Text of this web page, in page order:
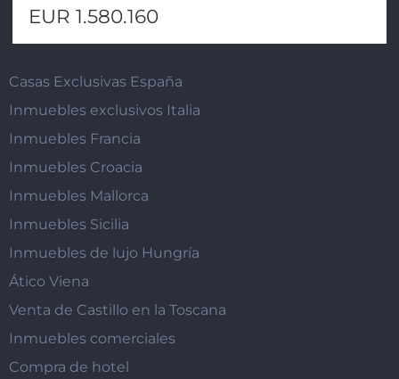
EUR 1.580.160
Casas Exclusivas España
Inmuebles exclusivos Italia
Inmuebles Francia
Inmuebles Croacia
Inmuebles Mallorca
Inmuebles Sicilia
Inmuebles de lujo Hungría
Ático Viena
Venta de Castillo en la Toscana
Inmuebles comerciales
Compra de hotel